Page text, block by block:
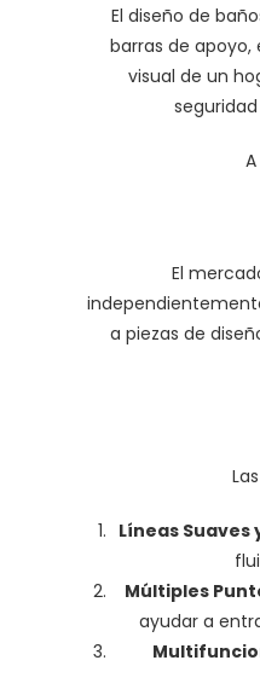
El diseño de
barras de
visual de un
El
a piezas de
Líneas Suaves
Múltiples
ayudar a